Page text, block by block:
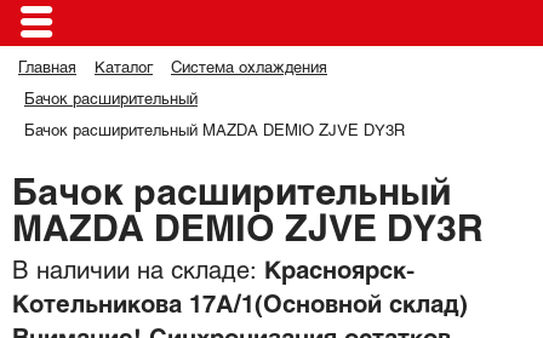
Главная Каталог Система охлаждения
Бачок расширительный
Бачок расширительный MAZDA DEMIO ZJVE DY3R
Бачок расширительный
MAZDA DEMIO ZJVE DY3R
В наличии на складе:
Красноярск-
Котельникова 17А/1(Основной склад)